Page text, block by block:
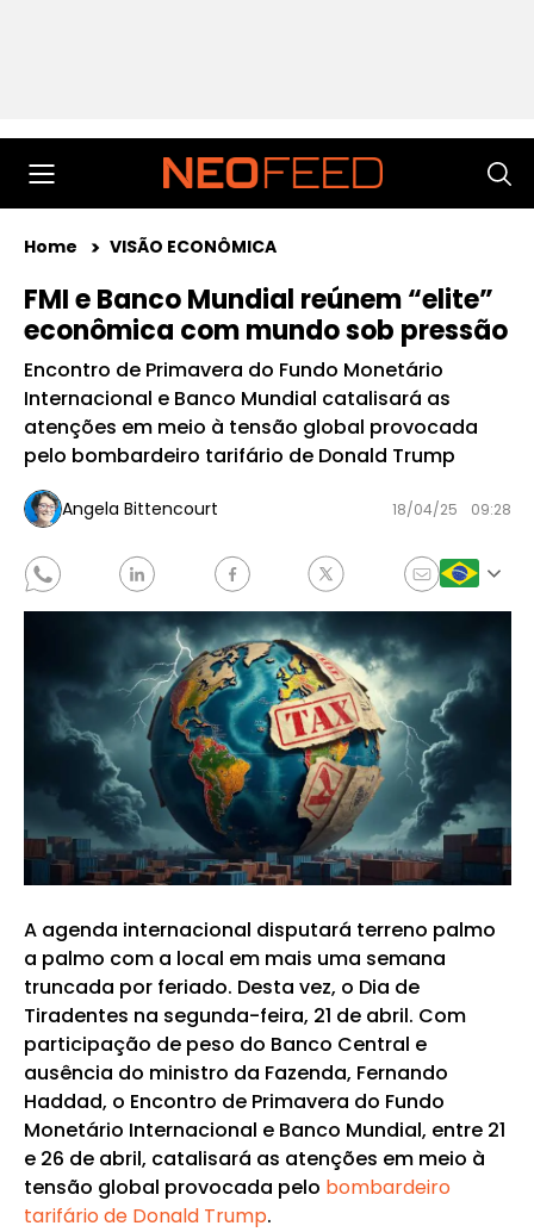
Home VISÃO ECONÔMICA
FMI e Banco Mundial reúnem “elite”
econômica com mundo sob pressão
Encontro de Primavera do Fundo Monetário
Internacional e Banco Mundial catalisará as
atenções em meio à tensão global provocada
pelo bombardeiro tarifário de Donald Trump
Angela Bittencourt 18/04/25 09:28
A agenda internacional disputará terreno palmo
a palmo com a local em mais uma semana
truncada por feriado. Desta vez, o Dia de
Tiradentes na segunda-feira, 21 de abril. Com
participação de peso do Banco Central e
ausência do ministro da Fazenda, Fernando
Haddad, o Encontro de Primavera do Fundo
Monetário Internacional e Banco Mundial, entre 21
e 26 de abril, catalisará as atenções em meio à
tensão global provocada pelo bombardeiro
tarifário de Donald Trump.